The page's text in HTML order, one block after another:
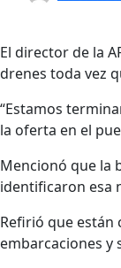
El director de la
drenes toda vez
“Estamos
la oferta en el
Mencionó que la
identificaron esa
Refirió que están
embarcaciones y